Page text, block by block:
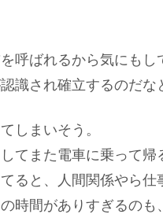
呼ばれるから気にもし
識され確立するのだな
しまいそう。
てまた電車に乗って帰
ると、人間関係やら仕
時間がありすぎるのも